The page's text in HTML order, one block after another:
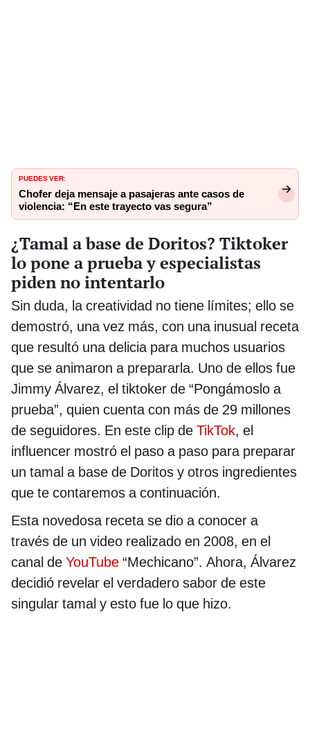
PUEDES VER:
Chofer deja mensaje a pasajeras ante casos de
violencia: “En este trayecto vas segura”
¿Tamal a base de Doritos? Tiktoker
lo pone a prueba y especialistas
piden no intentarlo
Sin duda, la creatividad no tiene límites; ello se
demostró, una vez más, con una inusual receta
que resultó una delicia para muchos usuarios
que se animaron a prepararla. Uno de ellos fue
Jimmy Álvarez, el tiktoker de “Pongámoslo a
prueba”, quien cuenta con más de 29 millones
de seguidores. En este clip de TikTok, el
influencer mostró el paso a paso para preparar
un tamal a base de Doritos y otros ingredientes
que te contaremos a continuación.
Esta novedosa receta se dio a conocer a
través de un video realizado en 2008, en el
canal de YouTube “Mechicano”. Ahora, Álvarez
decidió revelar el verdadero sabor de este
singular tamal y esto fue lo que hizo.